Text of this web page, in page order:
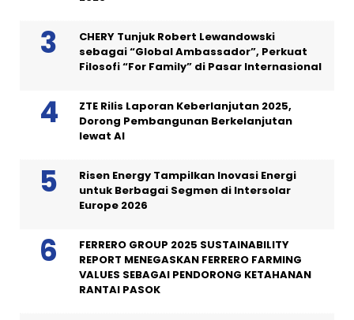
CHERY Tunjuk Robert Lewandowski
sebagai “Global Ambassador”, Perkuat
Filosofi “For Family” di Pasar Internasional
ZTE Rilis Laporan Keberlanjutan 2025,
Dorong Pembangunan Berkelanjutan
lewat AI
Risen Energy Tampilkan Inovasi Energi
untuk Berbagai Segmen di Intersolar
Europe 2026
FERRERO GROUP 2025 SUSTAINABILITY
REPORT MENEGASKAN FERRERO FARMING
VALUES SEBAGAI PENDORONG KETAHANAN
RANTAI PASOK